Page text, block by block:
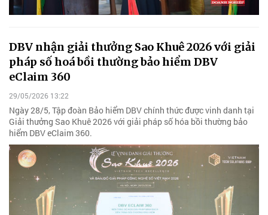
DBV nhận giải thưởng Sao Khuê 2026 với giải
pháp số hoá bồi thường bảo hiểm DBV
eClaim 360
29/05/2026 13:22
Ngày 28/5, Tập đoàn Bảo hiểm DBV chính thức được vinh danh tại
Giải thưởng Sao Khuê 2026 với giải pháp số hóa bồi thường bảo
hiểm DBV eClaim 360.